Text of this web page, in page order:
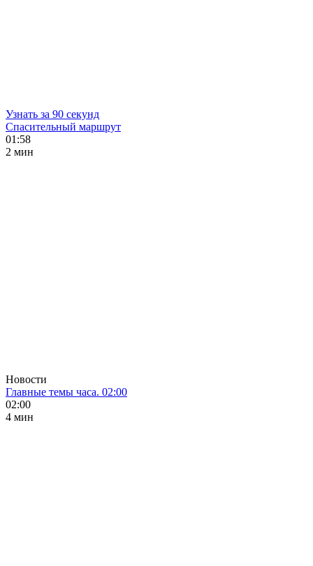
Узнать за 90 секунд
Спасительный маршрут
01:58
2 мин
Новости
Главные темы часа. 02:00
02:00
4 мин